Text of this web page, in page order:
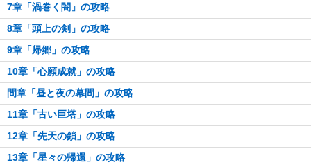
7章「渦巻く闇」の攻略
8章「頭上の剣」の攻略
9章「帰郷」の攻略
10章「心願成就」の攻略
間章「昼と夜の幕間」の攻略
11章「古い巨塔」の攻略
12章「先天の鎖」の攻略
13章「星々の帰還」の攻略